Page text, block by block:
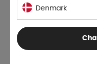
Denmark